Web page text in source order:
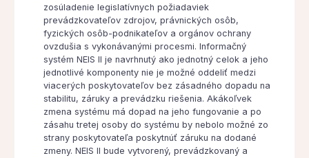
zosúladenie legislatívnych požiadaviek
prevádzkovateľov zdrojov, právnických osôb,
fyzických osôb-podnikateľov a orgánov ochrany
ovzdušia s vykonávanými procesmi. Informačný
systém NEIS II je navrhnutý ako jednotný celok a jeho
jednotlivé komponenty nie je možné oddeliť medzi
viacerých poskytovateľov bez zásadného dopadu na
stabilitu, záruky a prevádzku riešenia. Akákoľvek
zmena systému má dopad na jeho fungovanie a po
zásahu tretej osoby do systému by nebolo možné zo
strany poskytovateľa poskytnúť záruku na dodané
zmeny. NEIS II bude vytvorený, prevádzkovaný a